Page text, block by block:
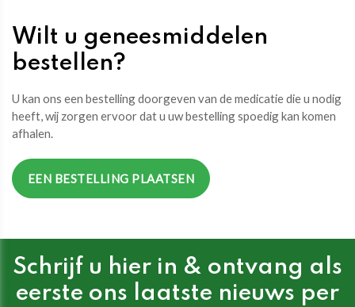
Wilt u geneesmiddelen
bestellen?
U kan ons een bestelling doorgeven van de medicatie die u nodig
heeft, wij zorgen ervoor dat u uw bestelling spoedig kan komen
afhalen.
EEN BESTELLING PLAATSEN
Schrijf u hier in & ontvang als
eerste ons laatste nieuws per